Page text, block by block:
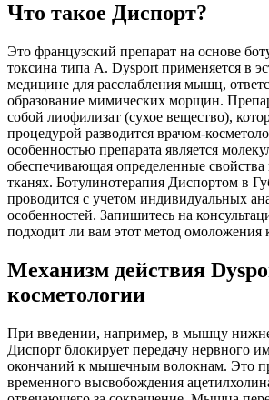
Что такое Диспорт?
Это французский препарат на основе
токсина типа А. Dysport применяется в
медицине для расслабления мышц,
образование мимических морщин.
собой лиофилизат (сухое вещество),
процедурой разводится врачом-
особенностью препарата является
обеспечивающая определенные
тканях. Ботулинотерапия Диспортом в
проводится с учетом индивидуальных
особенностей. Запишитесь на
подходит ли вам этот метод омоложения
Механизм действия
косметологии
При введении, например, в мышцу
Диспорт блокирует передачу нервного
окончаний к мышечным волокнам. Это
временного высвобождения